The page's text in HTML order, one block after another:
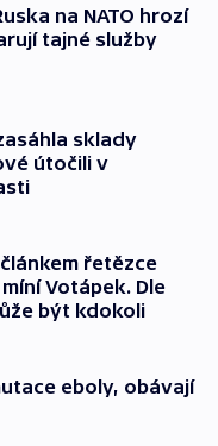
na NATO hrozí
tajné služby
sklady
útočili v
řetězce
Votápek. Dle
být kdokoli
eboly, obávají